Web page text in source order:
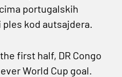
portugalskih
kod autsajdera.
first half, DR Congo
World Cup goal.